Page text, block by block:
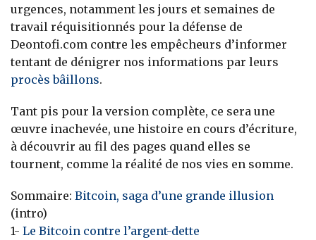
urgences, notamment les jours et semaines de
travail réquisitionnés pour la défense de
Deontofi.com contre les empêcheurs d’informer
tentant de dénigrer nos informations par leurs
procès bâillons.
Tant pis pour la version complète, ce sera une
œuvre inachevée, une histoire en cours d’écriture,
à découvrir au fil des pages quand elles se
tournent, comme la réalité de nos vies en somme.
Sommaire: Bitcoin, saga d’une grande illusion
(intro)
1- Le Bitcoin contre l’argent-dette